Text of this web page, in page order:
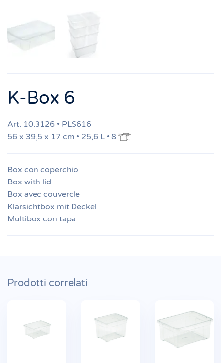
K-Box 6
Art. 10.3126 • PLS616
56 x 39,5 x 17 cm • 25,6 L • 8
Box con coperchio
Box with lid
Box avec couvercle
Klarsichtbox mit Deckel
Multibox con tapa
Prodotti correlati